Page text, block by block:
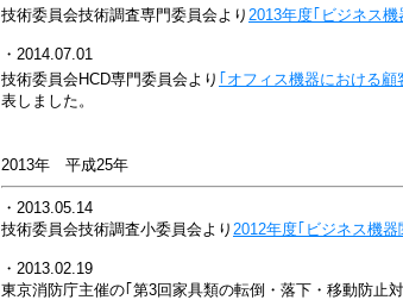
技術委員会技術調査専門委員会より 2013年度｢ビジネス
・2014.07.01
技術委員会HCD専門委員会より ｢オフィス機器における
表しました。
2013年 平成25年
・2013.05.14
技術委員会技術調査小委員会より 2012年度｢ビジネス機
・2013.02.19
東京消防庁主催の｢第3回家具類の転倒・落下・移動防止